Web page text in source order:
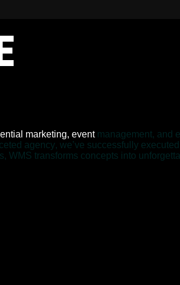
entia marketing, event management, and e
ceted agency, we’ve successfu y executed
s, WM S transforms concepts into unforgetta